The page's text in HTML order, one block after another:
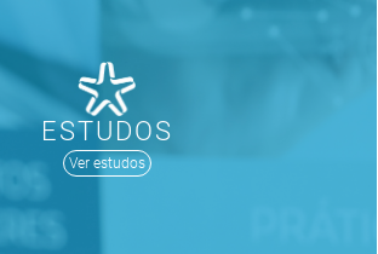
ESTUDOS
Ver estudos